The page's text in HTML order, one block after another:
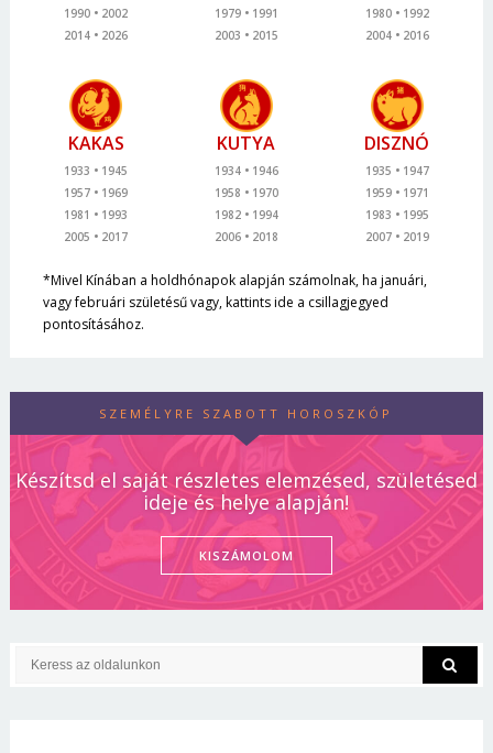
1990
2002
2014
2026
1979
1991
2003
2015
1980
1992
2004
2016
KAKAS
1933
1945
1957
1969
1981
1993
2005
2017
KUTYA
1934
1946
1958
1970
1982
1994
2006
2018
DISZNÓ
1935
1947
1959
1971
1983
1995
2007
2019
*Mivel Kínában a holdhónapok alapján számolnak, ha januári,
vagy februári születésű vagy, kattints ide a csillagjegyed
pontosításához.
SZEMÉLYRE SZABOTT HOROSZKÓP
Készítsd el saját részletes elemzésed, születésed
ideje és helye alapján!
KISZÁMOLOM